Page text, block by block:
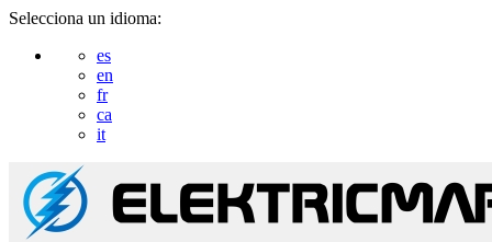
Selecciona un idioma:
es
en
fr
ca
it